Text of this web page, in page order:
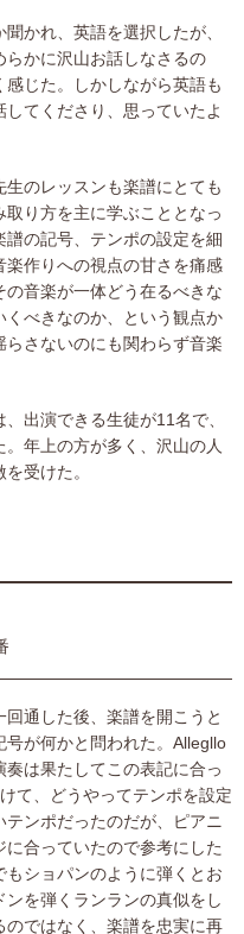
かれ、英語を選択したが、
らかに沢山お話しなさるの
じた。しかしながら英語も
てくださり、思っていたよ
のレッスンも楽譜にとても
り方を主に学ぶこととなっ
の記号、テンポの設定を細
作りへの視点の甘さを痛感
の音楽が一体どう在るべきな
べきなのか、という観点か
さないのにも関わらず音楽
出演できる生徒が11名で、
年上の方が多く、沢山の人
受けた。
通した後、楽譜を開こうと
が何かと問われた。Allegllo
は果たしてこの表記に合っ
て、どうやってテンポを設定
ンポだったのだが、ピアニ
合っていたので参考にした
ショパンのように弾くとお
を弾くランランの真似をし
ではなく、楽譜を忠実に再